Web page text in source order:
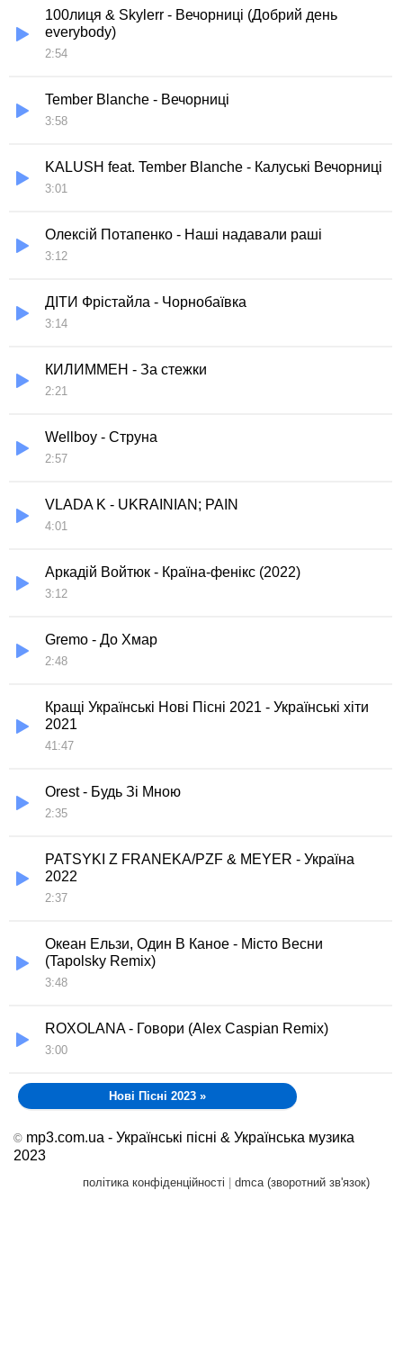
100лиця & Skylerr - Вечорниці (Добрий день
everybody)
2:54
Tember Blanche - Вечорниці
3:58
KALUSH feat. Tember Blanche - Калуські Вечорниці
3:01
Олексій Потапенко - Наші надавали раші
3:12
ДІТИ Фрістайла - Чорнобаївка
3:14
КИЛИММЕН - За стежки
2:21
Wellboy - Струна
2:57
VLADA K - UKRAINIAN; PAIN
4:01
Аркадій Войтюк - Країна-фенікс (2022)
3:12
Gremo - До Хмар
2:48
Кращі Українські Нові Пісні 2021 - Українські хіти
2021
41:47
Orest - Будь Зі Мною
2:35
PATSYKI Z FRANEKA/PZF & MEYER - Україна
2022
2:37
Океан Ельзи, Один В Каное - Місто Весни
(Tapolsky Remix)
3:48
ROXOLANA - Говори (Alex Caspian Remix)
3:00
Нові Пісні 2023 »
© mp3.com.ua - Українські пісні & Українська музика
2023
політика конфіденційності dmca (зворотний зв'язок)